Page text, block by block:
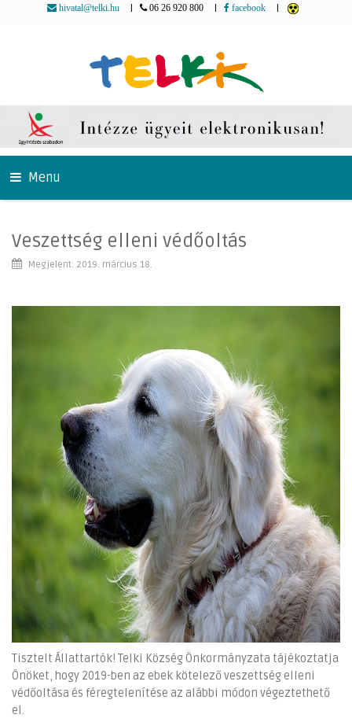
hivatal@telki.hu 06 26 920 800 facebook
Menu
Veszettség elleni védőoltás
Megjelent: 2019. március 18.
Tisztelt Állattartók! Telki Község Önkormányzata tájékoztatja
Önöket, hogy 2019-ben az ebek kötelező veszettség elleni
védőoltása és féregtelenítése az alábbi módon végeztethető
el.